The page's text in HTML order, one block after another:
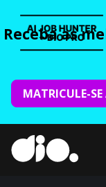
Receba as
MATRICULE-